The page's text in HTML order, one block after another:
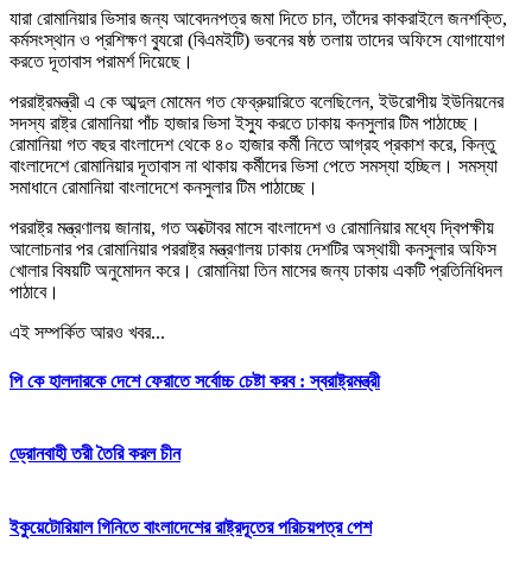
যারা রোমানিয়ার ভিসার জন্য আবেদনপত্র জমা দিতে চান, তাঁদের কাকরাইলে জনশক্তি,
কর্মসংস্থান ও প্রশিক্ষণ ব্যুরো (বিএমইটি) ভবনের ষষ্ঠ তলায় তাদের অফিসে যোগাযোগ
করতে দূতাবাস পরামর্শ দিয়েছে।
পররাষ্ট্রমন্ত্রী এ কে আব্দুল মোমেন গত ফেব্রুয়ারিতে বলেছিলেন, ইউরোপীয় ইউনিয়নের
সদস্য রাষ্ট্র রোমানিয়া পাঁচ হাজার ভিসা ইস্যু করতে ঢাকায় কনসুলার টিম পাঠাচ্ছে।
রোমানিয়া গত বছর বাংলাদেশ থেকে ৪০ হাজার কর্মী নিতে আগ্রহ প্রকাশ করে, কিন্তু
বাংলাদেশে রোমানিয়ার দূতাবাস না থাকায় কর্মীদের ভিসা পেতে সমস্যা হচ্ছিল। সমস্যা
সমাধানে রোমানিয়া বাংলাদেশে কনসুলার টিম পাঠাচ্ছে।
পররাষ্ট্র মন্ত্রণালয় জানায়, গত অক্টোবর মাসে বাংলাদেশ ও রোমানিয়ার মধ্যে দ্বিপক্ষীয়
আলোচনার পর রোমানিয়ার পররাষ্ট্র মন্ত্রণালয় ঢাকায় দেশটির অস্থায়ী কনসুলার অফিস
খোলার বিষয়টি অনুমোদন করে। রোমানিয়া তিন মাসের জন্য ঢাকায় একটি প্রতিনিধিদল
পাঠাবে।
এই সম্পর্কিত আরও খবর...
পি কে হালদারকে দেশে ফেরাতে সর্বোচ্চ চেষ্টা করব : স্বরাষ্ট্রমন্ত্রী
ড্রোনবাহী তরী তৈরি করল চীন
ইকুয়েটোরিয়াল গিনিতে বাংলাদেশের রাষ্ট্রদূতের পরিচয়পত্র পেশ